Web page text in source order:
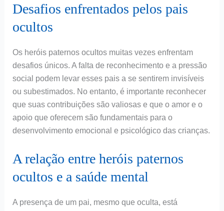
Desafios enfrentados pelos pais
ocultos
Os heróis paternos ocultos muitas vezes enfrentam
desafios únicos. A falta de reconhecimento e a pressão
social podem levar esses pais a se sentirem invisíveis
ou subestimados. No entanto, é importante reconhecer
que suas contribuições são valiosas e que o amor e o
apoio que oferecem são fundamentais para o
desenvolvimento emocional e psicológico das crianças.
A relação entre heróis paternos
ocultos e a saúde mental
A presença de um pai, mesmo que oculta, está